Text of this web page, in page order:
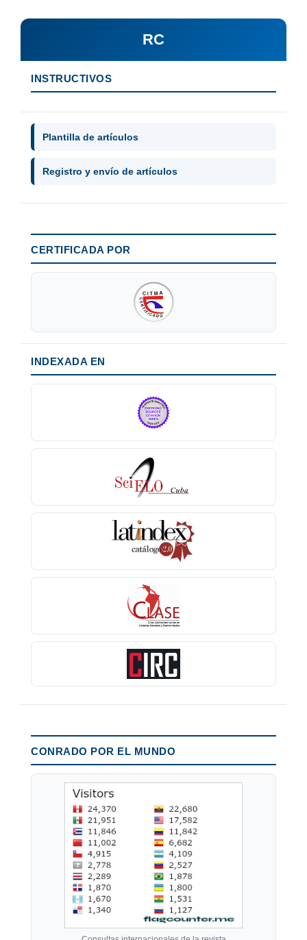
RC
INSTRUCTIVOS
Plantilla de artículos
Registro y envío de artículos
CERTIFICADA POR
INDEXADA EN
CONRADO POR EL MUNDO